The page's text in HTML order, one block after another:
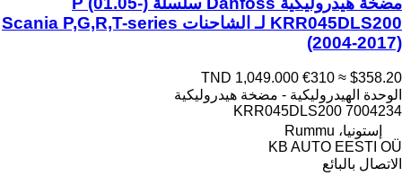
KRR045DLS200 لـ الشاحنات Scania P,G,R,T-series
(2004-2017)
TND 1,049.000 €310 ≈ $358.20
الوحدة الهيدروليكية - مضخة هيدروليكية
KRR045DLS200 7004234
إستونيا، Rummu
KB AUTO EESTI OÜ
الاتصال بالبائع